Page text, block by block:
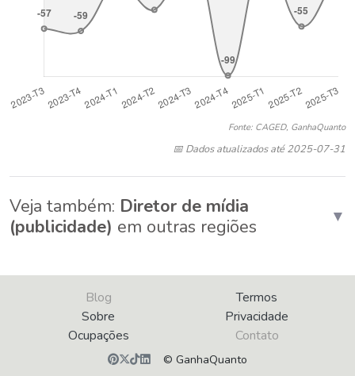
Fonte: CAGED, GanhaQuanto
📅 Dados atualizados até 2025-07-31
Veja também: Diretor de mídia
(publicidade) em outras regiões ▼
© GanhaQuanto
Blog
Sobre
Ocupações
Termos
Privacidade
Contato